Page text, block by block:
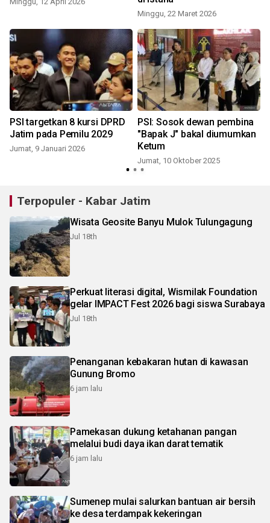
Minggu, 22 Maret 2026
PSI targetkan 8 kursi DPRD
Jatim pada Pemilu 2029
Jumat, 9 Januari 2026
PSI: Sosok dewan pembina
"Bapak J" bakal diumumkan
Ketum
Jumat, 10 Oktober 2025
Terpopuler - Kabar Jatim
Wisata Geosite Banyu Mulok Tulungagung
Jul 18th
Perkuat literasi digital, Wismilak Foundation
gelar IMPACT Fest 2026 bagi siswa Surabaya
Jul 18th
Penanganan kebakaran hutan di kawasan
Gunung Bromo
6 jam lalu
Pamekasan dukung ketahanan pangan
melalui budi daya ikan darat tematik
6 jam lalu
Sumenep mulai salurkan bantuan air bersih
ke desa terdampak kekeringan